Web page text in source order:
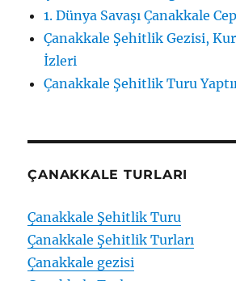
1. Dünya Savaşı Çanakkale
Çanakkale Şehitlik Gezisi,
İzleri
Çanakkale Şehitlik Turu
ÇANAKKALE TURLARI
Çanakkale Şehitlik Turu
Çanakkale Şehitlik Turları
Çanakkale gezisi